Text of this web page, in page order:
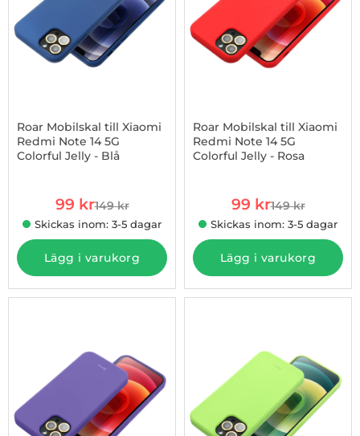
Roar Mobilskal till Xiaomi
Redmi Note 14 5G
Colorful Jelly - Blå
rea pris
99 krtidigare pris
149 kr
Skickas inom: 3-5 dagar
Lägg i varukorg
Roar Mobilskal till Xiaomi
Redmi Note 14 5G
Colorful Jelly - Rosa
rea pris
99 krtidigare pris
149 kr
Skickas inom: 3-5 dagar
Lägg i varukorg